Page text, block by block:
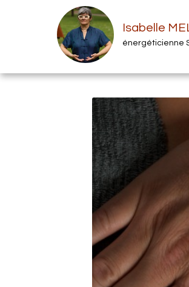
Isabelle
énergéticienne